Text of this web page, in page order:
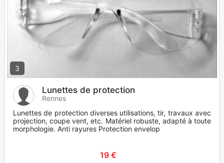
3
Lunettes de protection
Rennes
Lunettes de protection diverses utilisations, tir, travaux avec
projection, coupe vent, etc. Matériel robuste, adapté à toute
morphologie. Anti rayures Protection envelop
19 €